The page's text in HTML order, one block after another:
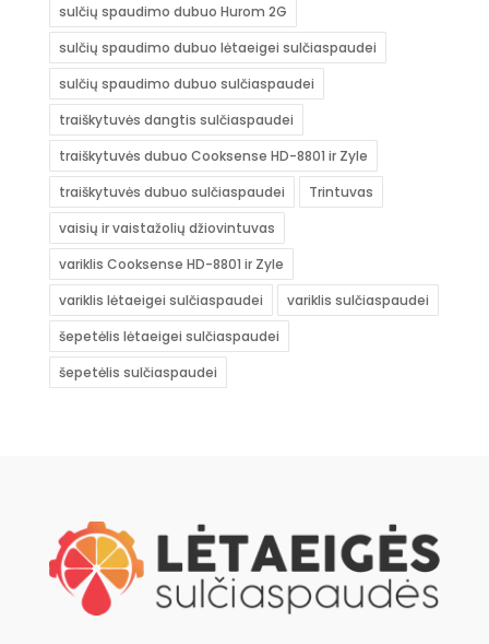
sulčių spaudimo dubuo Hurom 2G
sulčių spaudimo dubuo lėtaeigei sulčiaspaudei
sulčių spaudimo dubuo sulčiaspaudei
traiškytuvės dangtis sulčiaspaudei
traiškytuvės dubuo Cooksense HD-8801 ir Zyle
traiškytuvės dubuo sulčiaspaudei
Trintuvas
vaisių ir vaistažolių džiovintuvas
variklis Cooksense HD-8801 ir Zyle
variklis lėtaeigei sulčiaspaudei
variklis sulčiaspaudei
šepetėlis lėtaeigei sulčiaspaudei
šepetėlis sulčiaspaudei